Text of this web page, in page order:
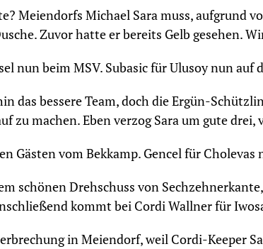
Meiendorfs Michael Sara muss, aufgrund
Zuvor hatte er bereits Gelb gesehen.
nun beim MSV. Subasic für Ulusoy nun auf
das bessere Team, doch die Ergün-
zu machen. Eben verzog Sara um gute drei,
Gästen vom Bekkamp. Gencel für Cholevas
schönen Drehschuss von
kommt bei Cordi Wallner für
in Meiendorf, weil Cordi-Keeper